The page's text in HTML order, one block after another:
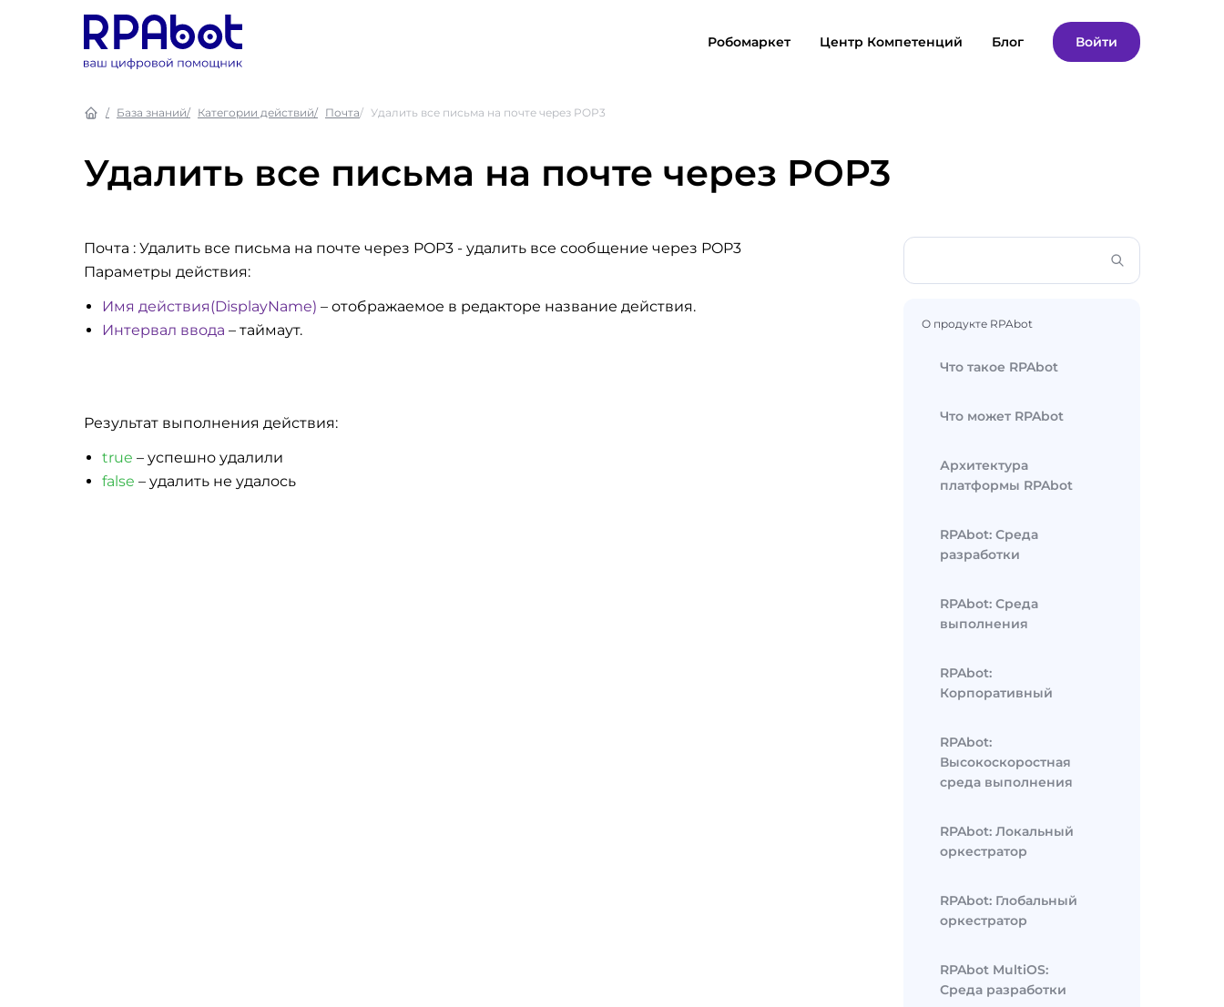
Робомаркет Центр Компетенций Блог Войти
База знаний Категории действий Почта Удалить все письма на почте через POP3
Удалить все письма на почте через POP3
Почта : Удалить все письма на почте через POP3 - удалить все сообщение через POP3
Параметры действия:
Имя действия(DisplayName) – отображаемое в редакторе название действия.
Интервал ввода – таймаут.
Результат выполнения действия:
true – успешно удалили
false – удалить не удалось
О продукте RPAbot
Что такое RPAbot
Что может RPAbot
Архитектура
платформы RPAbot
RPAbot: Среда
разработки
RPAbot: Среда
выполнения
RPAbot:
Корпоративный
RPAbot:
Высокоскоростная
среда выполнения
RPAbot: Локальный
оркестратор
RPAbot: Глобальный
оркестратор
RPAbot MultiOS:
Среда разработки